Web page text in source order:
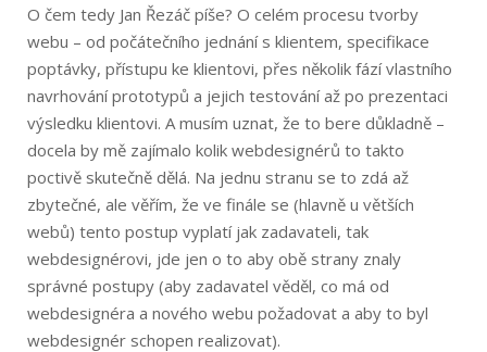
O čem tedy Jan Řezáč píše? O celém procesu tvorby
webu – od počátečního jednání s klientem, specifikace
poptávky, přístupu ke klientovi, přes několik fází vlastního
navrhování prototypů a jejich testování až po prezentaci
výsledku klientovi. A musím uznat, že to bere důkladně –
docela by mě zajímalo kolik webdesignérů to takto
poctivě skutečně dělá. Na jednu stranu se to zdá až
zbytečné, ale věřím, že ve finále se (hlavně u větších
webů) tento postup vyplatí jak zadavateli, tak
webdesignérovi, jde jen o to aby obě strany znaly
správné postupy (aby zadavatel věděl, co má od
webdesignéra a nového webu požadovat a aby to byl
webdesignér schopen realizovat).